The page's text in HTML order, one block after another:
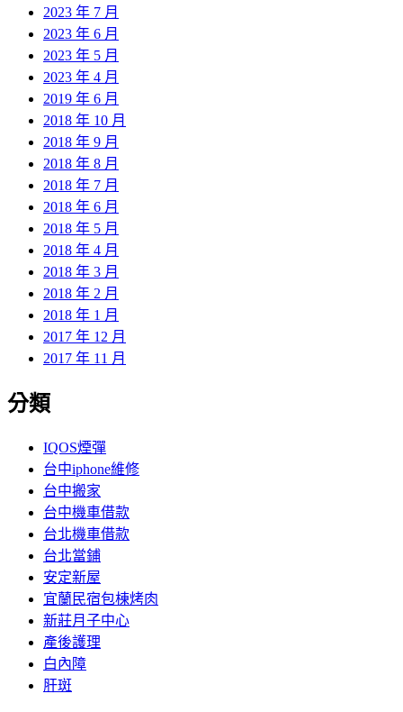
2023 年 7 月
2023 年 6 月
2023 年 5 月
2023 年 4 月
2019 年 6 月
2018 年 10 月
2018 年 9 月
2018 年 8 月
2018 年 7 月
2018 年 6 月
2018 年 5 月
2018 年 4 月
2018 年 3 月
2018 年 2 月
2018 年 1 月
2017 年 12 月
2017 年 11 月
分類
IQOS煙彈
台中iphone維修
台中搬家
台中機車借款
台北機車借款
台北當鋪
安定新屋
宜蘭民宿包棟烤肉
新莊月子中心
產後護理
白內障
肝斑